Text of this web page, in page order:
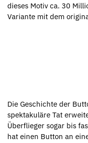
dieses Motiv ca. 30
Variante mit dem
Die Geschichte der
spektakuläre Tat
Überflieger sogar bis
hat einen Button an